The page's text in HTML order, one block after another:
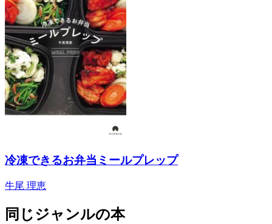
冷凍できるお弁当ミールプレップ
牛尾 理恵
同じジャンルの本